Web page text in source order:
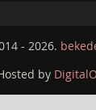
- 2026.
by